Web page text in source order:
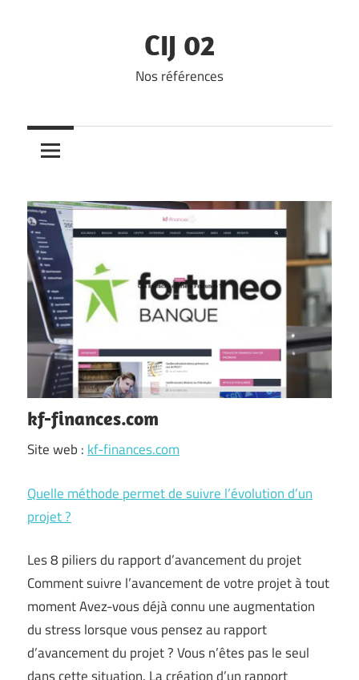
CIJ 02
Nos références
kf-finances.com
Site web : kf-finances.com
Quelle méthode permet de suivre l’évolution d’un
projet ?
Les 8 piliers du rapport d’avancement du projet
Comment suivre l’avancement de votre projet à tout
moment Avez-vous déjà connu une augmentation
du stress lorsque vous pensez au rapport
d’avancement du projet ? Vous n’êtes pas le seul